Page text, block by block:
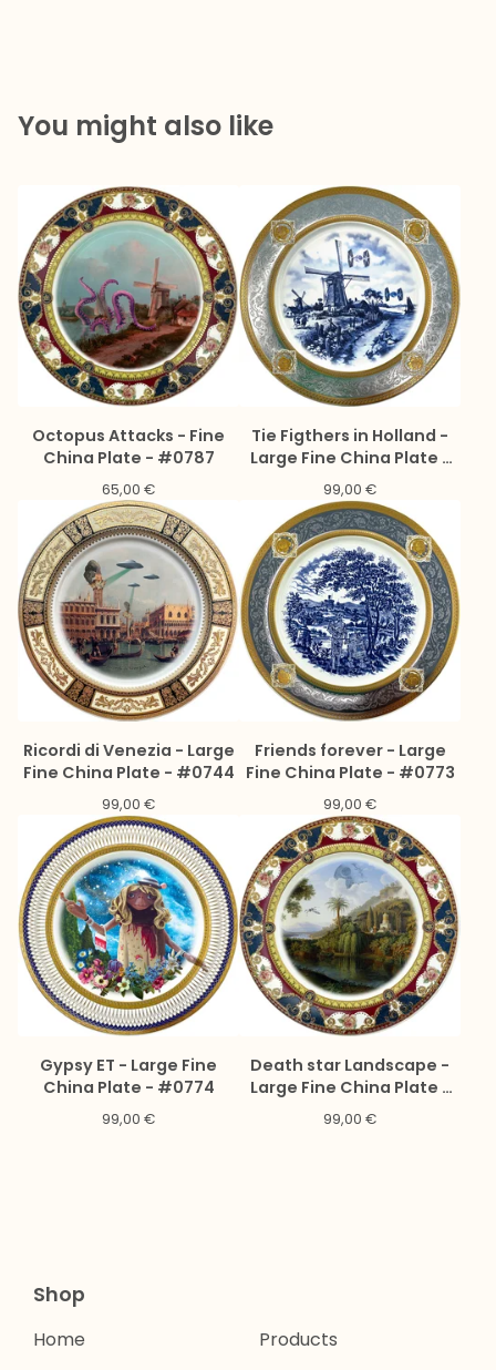
You might also like
Octopus Attacks - Fine
China Plate - #0787
65,00 €
Tie Figthers in Holland -
Large Fine China Plate -
#0775
99,00 €
Ricordi di Venezia - Large
Fine China Plate - #0744
99,00 €
Friends forever - Large
Fine China Plate - #0773
99,00 €
Gypsy ET - Large Fine
China Plate - #0774
99,00 €
Death star Landscape -
Large Fine China Plate -
#0777
99,00 €
Shop
Home Products